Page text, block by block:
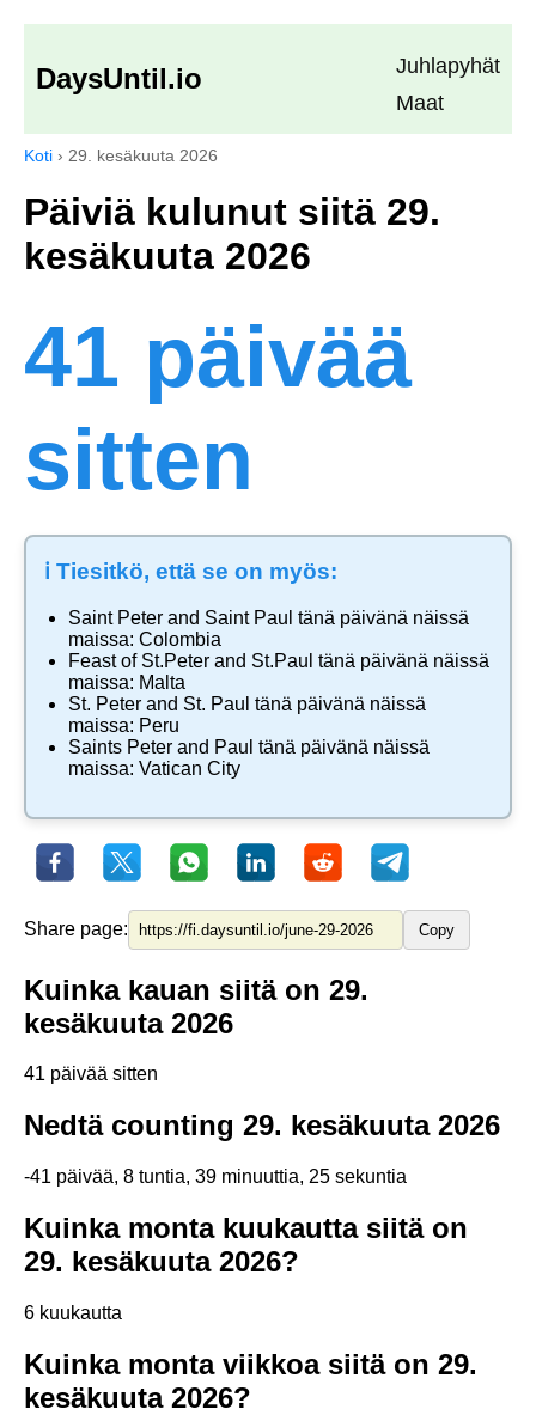
DaysUntil.io
Juhlapyhät
Maat
Koti › 29. kesäkuuta 2026
Päiviä kulunut siitä 29.
kesäkuuta 2026
41 päivää
sitten
ℹ️ Tiesitkö, että se on myös:
Saint Peter and Saint Paul tänä päivänä näissä
maissa: Colombia
Feast of St.Peter and St.Paul tänä päivänä näissä
maissa: Malta
St. Peter and St. Paul tänä päivänä näissä
maissa: Peru
Saints Peter and Paul tänä päivänä näissä
maissa: Vatican City
Share page: Copy
Kuinka kauan siitä on 29.
kesäkuuta 2026
41 päivää sitten
Nedtä counting 29. kesäkuuta 2026
-41 päivää, 8 tuntia, 39 minuuttia, 24 sekuntia
Kuinka monta kuukautta siitä on
29. kesäkuuta 2026?
6 kuukautta
Kuinka monta viikkoa siitä on 29.
kesäkuuta 2026?